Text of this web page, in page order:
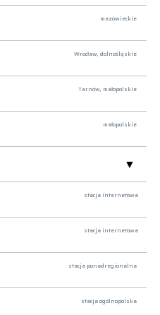
mazowieckie
Wrocław, dolnośląskie
Tarnów, małopolskie
małopolskie
stacja internetowa
stacja internetowa
stacja ponadregionalna
stacja ogólnopolska